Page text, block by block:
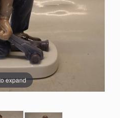
expand